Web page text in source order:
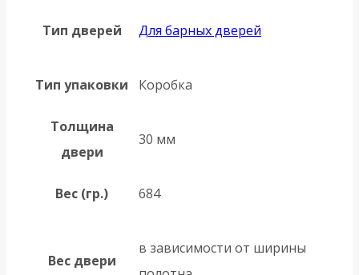
Тип дверей Для барных дверей
Тип упаковки Коробка
Толщина
двери
30 мм
Вес (гр.) 684
Вес двери
в зависимости от ширины